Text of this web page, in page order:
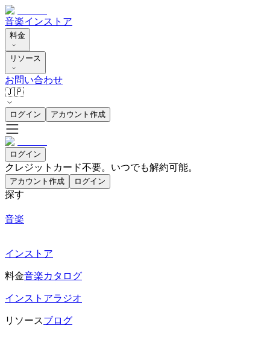
音楽インストア
料金
リソース
お問い合わせ
🇯🇵
ログイン アカウント作成
ログイン
クレジットカード不要。いつでも解約可能。
アカウント作成 ログイン
探す
音楽
インストア
料金音楽カタログ
インストアラジオ
リソースブログ